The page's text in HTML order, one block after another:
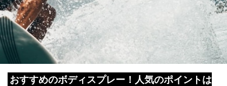
おすすめのボディスプレー！人気のポイントは